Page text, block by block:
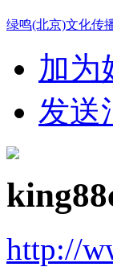
绿鸣(北京)文化传
加为
发送
http://